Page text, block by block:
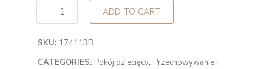
ADD TO CART
SKU: 174113B
CATEGORIES: Pokój dziecięcy, Przechowywanie i